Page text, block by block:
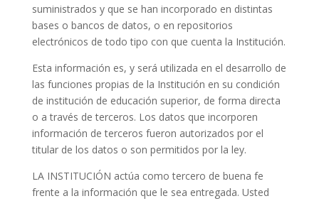
suministrados y que se han incorporado en distintas
bases o bancos de datos, o en repositorios
electrónicos de todo tipo con que cuenta la Institución.
Esta información es, y será utilizada en el desarrollo de
las funciones propias de la Institución en su condición
de institución de educación superior, de forma directa
o a través de terceros. Los datos que incorporen
información de terceros fueron autorizados por el
titular de los datos o son permitidos por la ley.
LA INSTITUCIÓN actúa como tercero de buena fe
frente a la información que le sea entregada. Usted